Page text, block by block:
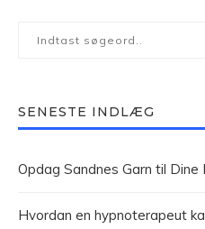
SENESTE INDLÆG
Opdag Sandnes Garn til Dine
Hvordan en hypnoterapeut